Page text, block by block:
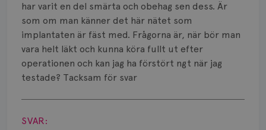
har varit en del smärta och obehag sen dess. Är
som om man känner det här nätet som
implantaten är fäst med. Frågorna är, när bör man
vara helt läkt och kunna köra fullt ut efter
operationen och kan jag ha förstört ngt när jag
testade? Tacksam för svar
Visa svar
SVAR:
Spridd bröstcancer
Strålning
Vätska